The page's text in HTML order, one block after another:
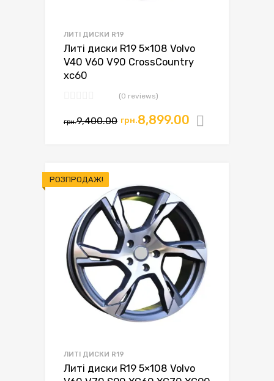
ЛИТІ ДИСКИ R19
Литі диски R19 5×108 Volvo
V40 V60 V90 CrossCountry
xc60
(0 reviews)
грн.9,400.00 Оригінальна
грн.8,899.00 Поточна
РОЗПРОДАЖ!
ЛИТІ ДИСКИ R19
Литі диски R19 5×108 Volvo